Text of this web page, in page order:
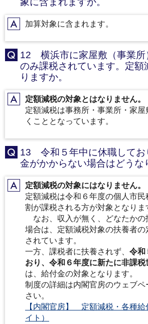
A加算対象に含まれます。
Q
12 横浜市に家屋敷（事業所
のみ課税されています。定額
りますか。
A定額減税の対象とはなりません。
定額減税は事務所・事業所・家
くこととなっています。
Q
13 令和５年中に休職してお
金がかからない場合はどうな
A定額減税の対象にはなりません。
定額減税は令和６年度の個人市
割が課税される方が対象となりま
なお、収入が無く、どなたかの
場合は、定額減税対象の扶養者
されています。
一方、課税者に扶養されず、 令和
おり、令和６年度に新たに非課
は、給付金の対象となります。
制度の詳細は内閣官房のウェブ
さい。
【内閣官房】 定額減税・各種給
イト）